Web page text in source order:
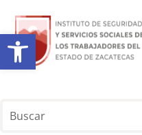
Abrir barra de